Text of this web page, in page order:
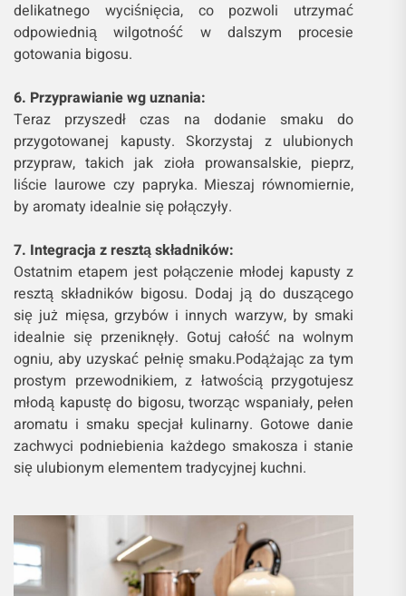
delikatnego wyciśnięcia, co pozwoli utrzymać
odpowiednią wilgotność w dalszym procesie
gotowania bigosu.
6. Przyprawianie wg uznania:
Teraz przyszedł czas na dodanie smaku do
przygotowanej kapusty. Skorzystaj z ulubionych
przypraw, takich jak zioła prowansalskie, pieprz,
liście laurowe czy papryka. Mieszaj równomiernie,
by aromaty idealnie się połączyły.
7. Integracja z resztą składników:
Ostatnim etapem jest połączenie młodej kapusty z
resztą składników bigosu. Dodaj ją do duszącego
się już mięsa, grzybów i innych warzyw, by smaki
idealnie się przeniknęły. Gotuj całość na wolnym
ogniu, aby uzyskać pełnię smaku.Podążając za tym
prostym przewodnikiem, z łatwością przygotujesz
młodą kapustę do bigosu, tworząc wspaniały, pełen
aromatu i smaku specjał kulinarny. Gotowe danie
zachwyci podniebienia każdego smakosza i stanie
się ulubionym elementem tradycyjnej kuchni.